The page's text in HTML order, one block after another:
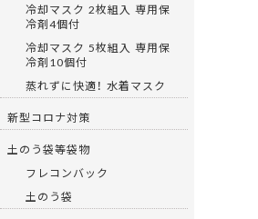
冷却マスク 2枚組入 専用保
冷剤4個付
冷却マスク 5枚組入 専用保
冷剤10個付
蒸れずに快適！ 水着マスク
新型コロナ対策
土のう袋等袋物
フレコンバック
土のう袋